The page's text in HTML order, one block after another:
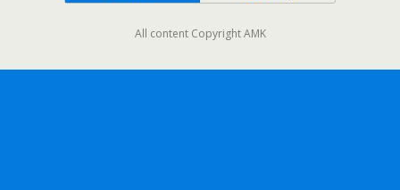
All content Copyright AMK